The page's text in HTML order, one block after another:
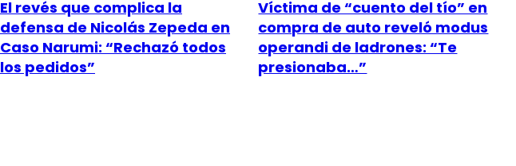
El revés que complica la
defensa de Nicolás Zepeda en
Caso Narumi: “Rechazó todos
los pedidos”
Víctima de “cuento del tío” en
compra de auto reveló modus
operandi de ladrones: “Te
presionaba…”